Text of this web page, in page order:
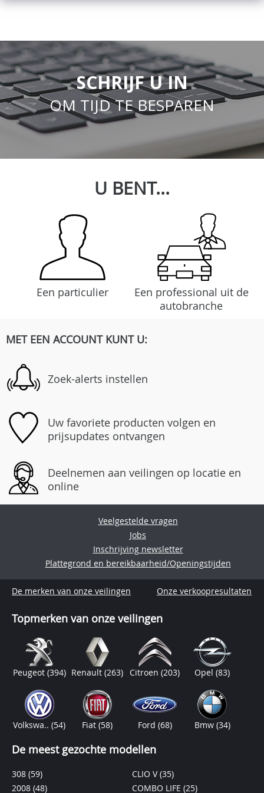
SCHRIJF U IN
OM TIJD TE BESPAREN
U BENT...
Een particulier
Een professional uit de
autobranche
MET EEN ACCOUNT KUNT U:
Zoek-alerts instellen
Uw favoriete producten volgen en
prijsupdates ontvangen
Deelnemen aan veilingen op locatie en
online
Veelgestelde vragen
Jobs
Inschrijving newsletter
Plattegrond en bereikbaarheid/Openingstijden
De merken van onze veilingen Onze verkoopresultaten
Topmerken van onze veilingen
Peugeot (394) Renault (263) Citroen(203) Opel(83)
Volkswa..(54) Fiat (58) Ford (68) Bmw (34)
De meest gezochte modellen
308 (59)
2008 (48)
CLIO V(35)
COMBO LIFE (25)